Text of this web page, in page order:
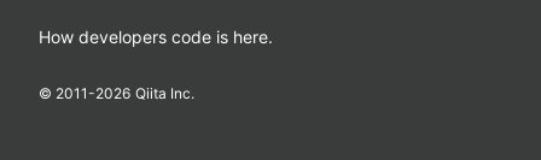
How developers code is here.
© 2011-2026 Qiita Inc.